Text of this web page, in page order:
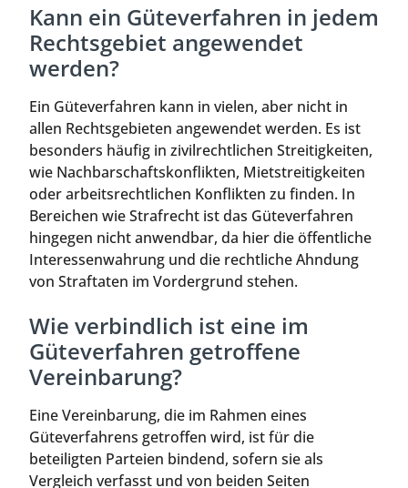
Kann ein Güteverfahren in jedem
Rechtsgebiet angewendet
werden?
Ein Güteverfahren kann in vielen, aber nicht in
allen Rechtsgebieten angewendet werden. Es ist
besonders häufig in zivilrechtlichen Streitigkeiten,
wie Nachbarschaftskonflikten, Mietstreitigkeiten
oder arbeitsrechtlichen Konflikten zu finden. In
Bereichen wie Strafrecht ist das Güteverfahren
hingegen nicht anwendbar, da hier die öffentliche
Interessenwahrung und die rechtliche Ahndung
von Straftaten im Vordergrund stehen.
Wie verbindlich ist eine im
Güteverfahren getroffene
Vereinbarung?
Eine Vereinbarung, die im Rahmen eines
Güteverfahrens getroffen wird, ist für die
beteiligten Parteien bindend, sofern sie als
Vergleich verfasst und von beiden Seiten